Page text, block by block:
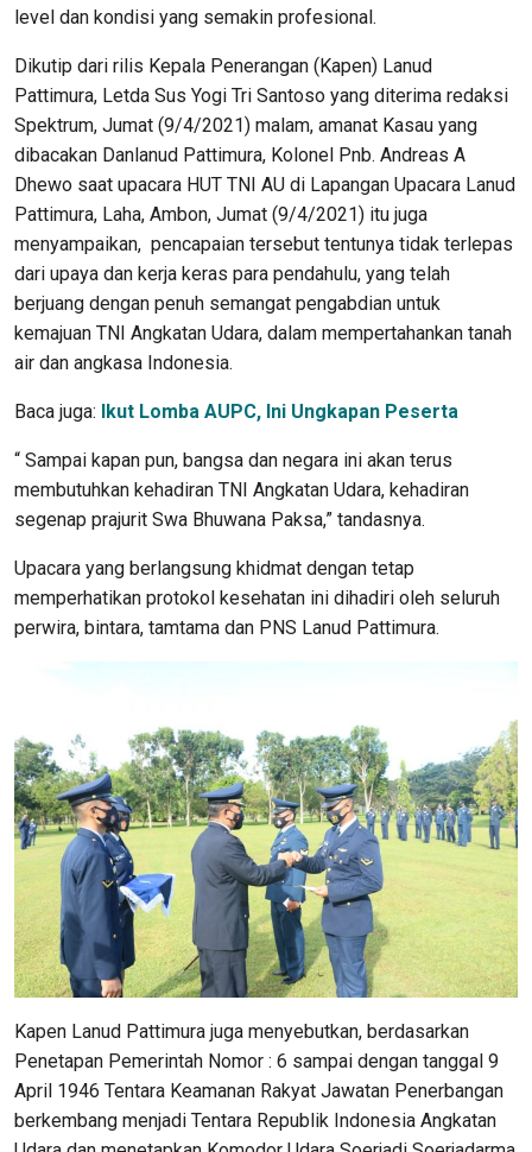
level dan kondisi yang semakin profesional.
Dikutip dari rilis Kepala Penerangan (Kapen) Lanud
Pattimura, Letda Sus Yogi Tri Santoso yang diterima redaksi
Spektrum, Jumat (9/4/2021) malam, amanat Kasau yang
dibacakan Danlanud Pattimura, Kolonel Pnb. Andreas A
Dhewo saat upacara HUT TNI AU di Lapangan Upacara Lanud
Pattimura, Laha, Ambon, Jumat (9/4/2021) itu juga
menyampaikan, pencapaian tersebut tentunya tidak terlepas
dari upaya dan kerja keras para pendahulu, yang telah
berjuang dengan penuh semangat pengabdian untuk
kemajuan TNI Angkatan Udara, dalam mempertahankan tanah
air dan angkasa Indonesia.
Baca juga: Ikut Lomba AUPC, Ini Ungkapan Peserta
“ Sampai kapan pun, bangsa dan negara ini akan terus
membutuhkan kehadiran TNI Angkatan Udara, kehadiran
segenap prajurit Swa Bhuwana Paksa,” tandasnya.
Upacara yang berlangsung khidmat dengan tetap
memperhatikan protokol kesehatan ini dihadiri oleh seluruh
perwira, bintara, tamtama dan PNS Lanud Pattimura.
Kapen Lanud Pattimura juga menyebutkan, berdasarkan
Penetapan Pemerintah Nomor : 6 sampai dengan tanggal 9
April 1946 Tentara Keamanan Rakyat Jawatan Penerbangan
berkembang menjadi Tentara Republik Indonesia Angkatan